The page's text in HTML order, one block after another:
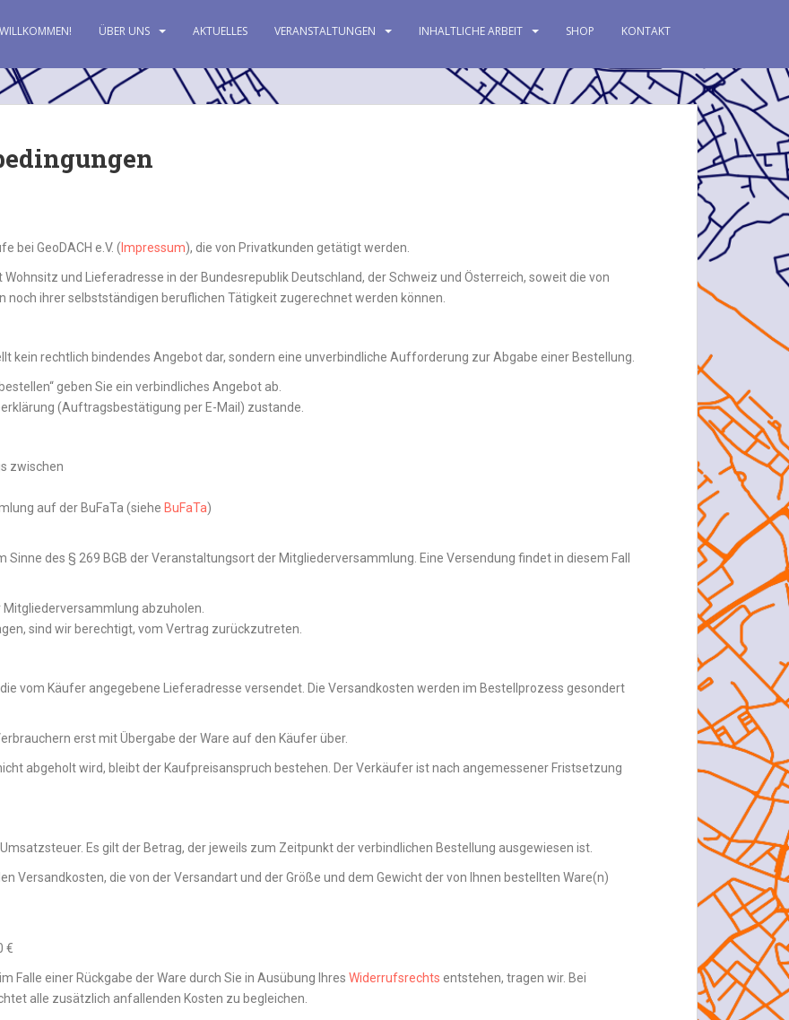
WILLKOMMEN! ÜBER UNS AKTUELLES VERANSTALTUNGEN INHALTLICHE ARBEIT SHOP KONTAKT
bei GeoDACH e.V. ( Impressum), die von Privatkunden getätigt werden.
und Lieferadresse in der Bundesrepublik Deutschland, der Schweiz und Österreich, soweit die von
noch ihrer selbstständigen beruflichen Tätigkeit zugerechnet werden können.
kein rechtlich bindendes Angebot dar, sondern eine unverbindliche Aufforderung zur Abgabe einer Bestellung.
geben Sie ein verbindliches Angebot ab.
(Auftragsbestätigung per E-Mail) zustande.
zwischen
auf der BuFaTa (siehe BuFaTa)
Sinne des § 269 BGB der Veranstaltungsort der Mitgliederversammlung. Eine Versendung findet in diesem Fall
abzuholen.
sind wir berechtigt, vom Vertrag zurückzutreten.
vom Käufer angegebene Lieferadresse versendet. Die Versandkosten werden im Bestellprozess gesondert
erst mit Übergabe der Ware auf den Käufer über.
abgeholt wird, bleibt der Kaufpreisanspruch bestehen. Der Verkäufer ist nach angemessener Fristsetzung
Es gilt der Betrag, der jeweils zum Zeitpunkt der verbindlichen Bestellung ausgewiesen ist.
Versandkosten, die von der Versandart und der Größe und dem Gewicht der von Ihnen bestellten Ware(n)
€
Falle einer Rückgabe der Ware durch Sie in Ausübung Ihres Widerrufsrechts entstehen, tragen wir. Bei
alle zusätzlich anfallenden Kosten zu begleichen.